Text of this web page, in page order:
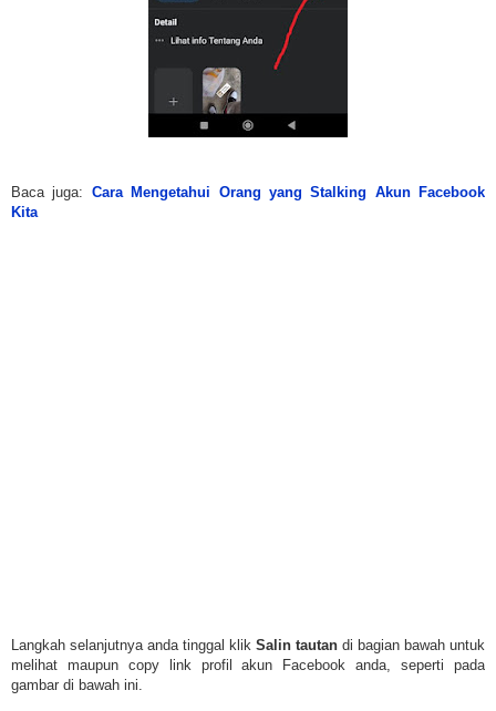
Baca juga: Cara Mengetahui Orang yang Stalking Akun Facebook
Kita
Langkah selanjutnya anda tinggal klik Salin tautan di bagian bawah untuk
melihat maupun copy link profil akun Facebook anda, seperti pada
gambar di bawah ini.